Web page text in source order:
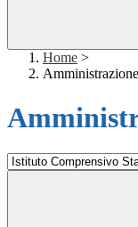
Home >